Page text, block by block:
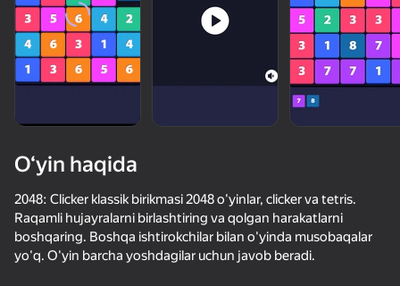
50+ top o‘yinlar, ularni o‘ynaydilar
hatto «o‘ynamaydigan» odamlar ham
46
56
O‘yin haqida
2048: Clicker klassik birikmasi 2048 o'yinlar, clicker va tetris.
Raqamli hujayralarni birlashtiring va qolgan harakatlarni
boshqaring. Boshqa ishtirokchilar bilan o'yinda musobaqalar
yo'q. O'yin barcha yoshdagilar uchun javob beradi.